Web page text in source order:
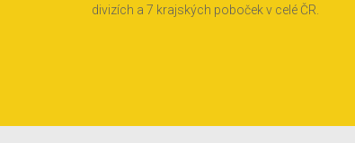
divizích a 7 krajských poboček v celé ČR.